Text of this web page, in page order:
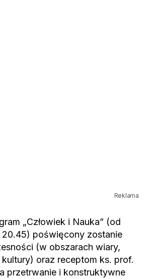
Reklama
„Człowiek i Nauka” (od
20.45) poświęcony zostanie
(w obszarach wiary,
oraz receptom ks. prof.
przetrwanie i konstruktywne